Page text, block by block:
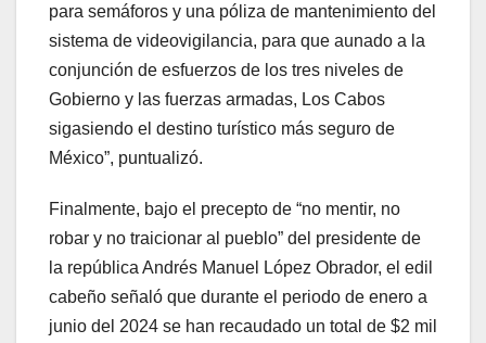
para semáforos y una póliza de mantenimiento del
sistema de videovigilancia, para que aunado a la
conjunción de esfuerzos de los tres niveles de
Gobierno y las fuerzas armadas, Los Cabos
sigasiendo el destino turístico más seguro de
México”, puntualizó.
Finalmente, bajo el precepto de “no mentir, no
robar y no traicionar al pueblo” del presidente de
la república Andrés Manuel López Obrador, el edil
cabeño señaló que durante el periodo de enero a
junio del 2024 se han recaudado un total de $2 mil